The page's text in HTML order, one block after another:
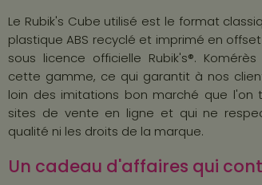
Le Rubik's Cube utilisé est le format
plastique ABS recyclé et imprimé en
sous licence officielle Rubik's®.
cette gamme, ce qui garantit à nos
loin des imitations bon marché que l'on
sites de vente en ligne et qui ne
qualité ni les droits de la marque.
Un cadeau d'affaires qui